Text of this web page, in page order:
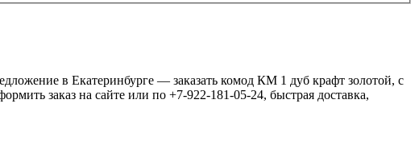
в Екатеринбурге — заказать комод КМ 1 дуб крафт золотой, с
заказ на сайте или по +7-922-181-05-24, быстрая доставка,